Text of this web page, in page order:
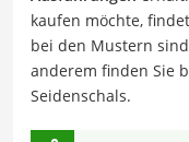
kaufen möchte,
bei den Mustern
anderem finden Sie
Seidenschals.